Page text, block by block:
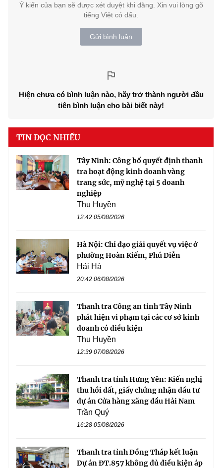
Ý kiến của bạn sẽ được xét duyệt khi đăng. Xin vui lòng gõ
tiếng Việt có dấu.
Gửi bình luận
Hiện chưa có bình luận nào, hãy trở thành người đầu
tiên bình luận cho bài biết này!
TIN ĐỌC NHIỀU
Tây Ninh: Công bố quyết định thanh
tra hoạt động kinh doanh vàng
trang sức, mỹ nghệ tại 5 doanh
nghiệp
Thu Huyền
12:42 05/08/2026
Hà Nội: Chỉ đạo giải quyết vụ việc ở
phường Hoàn Kiếm, Phú Diễn
Hải Hà
20:42 06/08/2026
Thanh tra Công an tỉnh Tây Ninh
phát hiện vi phạm tại các cơ sở kinh
doanh có điều kiện
Thu Huyền
12:39 07/08/2026
Thanh tra tỉnh Hưng Yên: Kiến nghị
thu hồi đất, giấy chứng nhận đầu tư
dự án Cửa hàng xăng dầu Hải Nam
Trần Quý
16:28 05/08/2026
Thanh tra tỉnh Đồng Tháp kết luận
Dự án ĐT.857 không đủ điều kiện áp